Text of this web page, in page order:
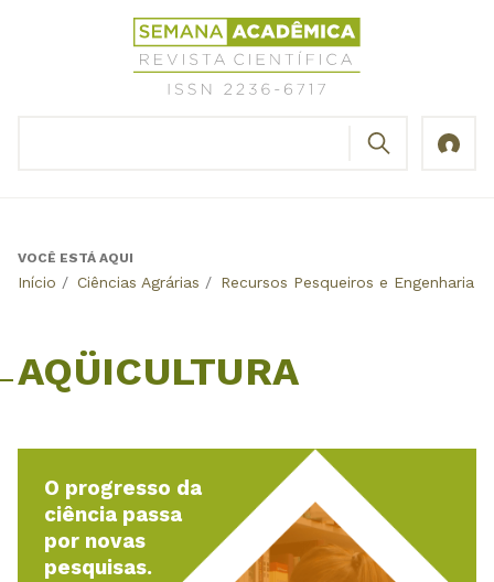
Revista
Científica
Semana
Back
VOCÊ ESTÁ AQUI
Início / Ciências Agrárias / Recursos Pesqueiros e Engenharia
AQÜICULTURA
O progresso da
ciência passa
por novas
pesquisas.